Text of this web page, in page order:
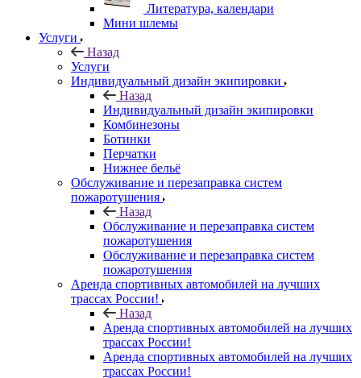
Литература, календари
Мини шлемы
Услуги
Назад
Услуги
Индивидуальный дизайн экипировки
Назад
Индивидуальный дизайн экипировки
Комбинезоны
Ботинки
Перчатки
Нижнее бельё
Обслуживание и перезаправка систем
пожаротушения
Назад
Обслуживание и перезаправка систем
пожаротушения
Обслуживание и перезаправка систем
пожаротушения
Аренда спортивных автомобилей на лучших
трассах России!
Назад
Аренда спортивных автомобилей на лучших
трассах России!
Аренда спортивных автомобилей на лучших
трассах России!